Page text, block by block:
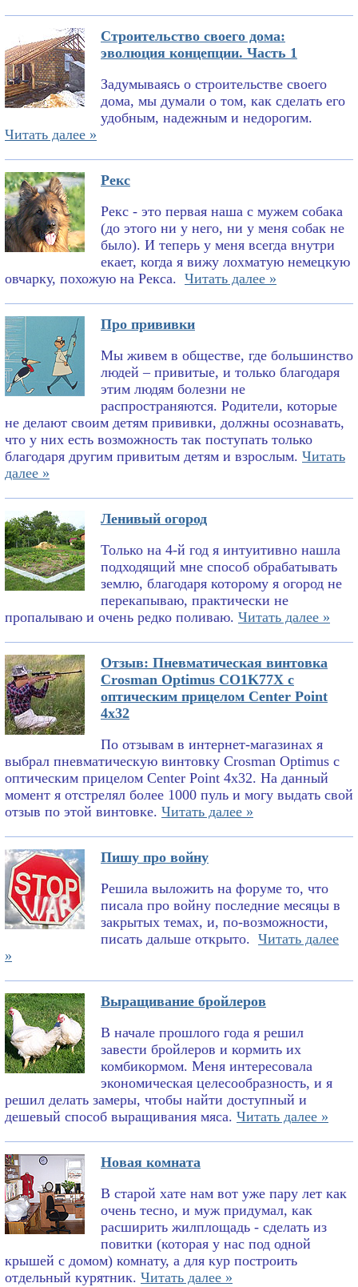
Строительство своего дома:
эволюция концепции. Часть 1
Задумываясь о строительстве своего
дома, мы думали о том, как сделать его
удобным, надежным и недорогим.
Читать далее »
Рекс
Рекс - это первая наша с мужем собака
(до этого ни у него, ни у меня собак не
было). И теперь у меня всегда внутри
екает, когда я вижу лохматую немецкую
овчарку, похожую на Рекса. Читать далее »
Про прививки
Мы живем в обществе, где большинство
людей – привитые, и только благодаря
этим людям болезни не
распространяются. Родители, которые
не делают своим детям прививки, должны осознавать,
что у них есть возможность так поступать только
благодаря другим привитым детям и взрослым. Читать
далее »
Ленивый огород
Только на 4-й год я интуитивно нашла
подходящий мне способ обрабатывать
землю, благодаря которому я огород не
перекапываю, практически не
пропалываю и очень редко поливаю. Читать далее »
Отзыв: Пневматическая винтовка
Crosman Optimus CO1K77X с
оптическим прицелом Center Point
4x32
По отзывам в интернет-магазинах я
выбрал пневматическую винтовку Crosman Optimus с
оптическим прицелом Center Point 4x32. На данный
момент я отстрелял более 1000 пуль и могу выдать свой
отзыв по этой винтовке. Читать далее »
Пишу про войну
Решила выложить на форуме то, что
писала про войну последние месяцы в
закрытых темах, и, по-возможности,
писать дальше открыто. Читать далее
»
Выращивание бройлеров
В начале прошлого года я решил
завести бройлеров и кормить их
комбикормом. Меня интересовала
экономическая целесообразность, и я
решил делать замеры, чтобы найти доступный и
дешевый способ выращивания мяса. Читать далее »
Новая комната
В старой хате нам вот уже пару лет как
очень тесно, и муж придумал, как
расширить жилплощадь - сделать из
повитки (которая у нас под одной
крышей с домом) комнату, а для кур построить
отдельный курятник. Читать далее »